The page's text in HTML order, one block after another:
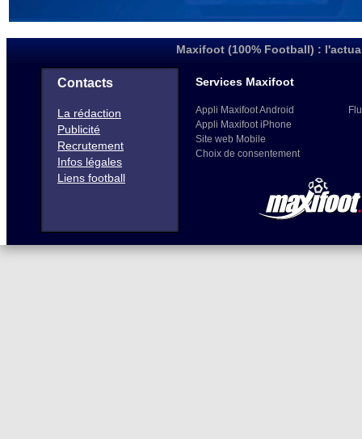
Maxifoot (100% Football) :
Contacts
La rédaction
Publicité
Recrutement
Infos légales
Liens football
Services Maxifoot
Appli Maxifoot Android
Appli Maxifoot iPhone
Site web Mobile
Choix de consentement